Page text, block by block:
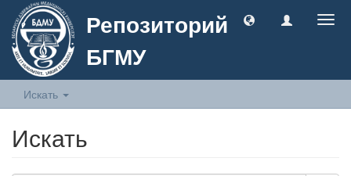
Репозиторий
БГМУ
Искать
Искать